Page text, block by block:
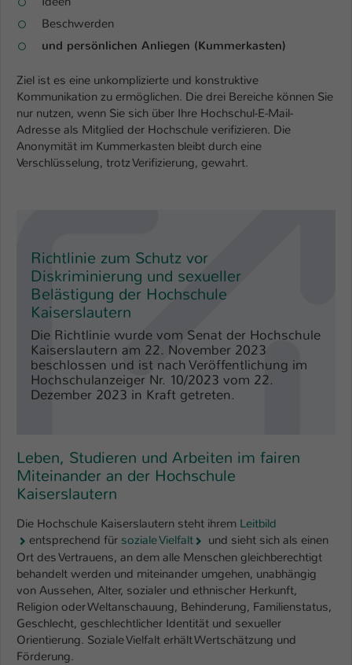
Beschwerden
und persönlichen Anliegen (Kummerkasten)
Ziel ist es eine unkomplizierte und konstruktive
Kommunikation zu ermöglichen. Die drei Bereiche können Sie
nur nutzen, wenn Sie sich über Ihre Hochschul-E-Mail-
Adresse als Mitglied der Hochschule verifizieren. Die
Anonymität im Kummerkasten bleibt durch eine
Verschlüsselung, trotz Verifizierung, gewahrt.
Richtlinie zum Schutz vor
Diskriminierung und sexueller
Belästigung der Hochschule
Kaiserslautern
Die Richtlinie wurde vom Senat der Hochschule
Kaiserslautern am 22. November 2023
beschlossen und ist nach Veröffentlichung im
Hochschulanzeiger Nr. 10/2023 vom 22.
Dezember 2023 in Kraft getreten.
Leben, Studieren und Arbeiten im fairen
Miteinander an der Hochschule
Kaiserslautern
Die Hochschule Kaiserslautern steht ihrem Leitbild
entsprechend für soziale Vielfalt
und sieht sich als einen
Ort des Vertrauens, an dem alle Menschen gleichberechtigt
behandelt werden und miteinander umgehen, unabhängig
von Aussehen, Alter, sozialer und ethnischer Herkunft,
Religion oder Weltanschauung, Behinderung, Familienstatus,
Geschlecht, geschlechtlicher Identität und sexueller
Orientierung. Soziale Vielfalt erhält Wertschätzung und
Förderung.